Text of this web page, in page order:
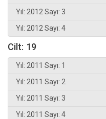
Yıl: 2012 Sayı: 3
Yıl: 2012 Sayı: 4
Cilt: 19
Yıl: 2011 Sayı: 1
Yıl: 2011 Sayı: 2
Yıl: 2011 Sayı: 3
Yıl: 2011 Sayı: 4